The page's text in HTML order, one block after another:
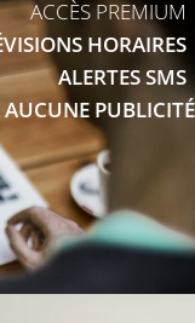
ACCÈS PREMIUM
HORAIRES
ALERTES SMS
AUCUNE PUBLICITÉ